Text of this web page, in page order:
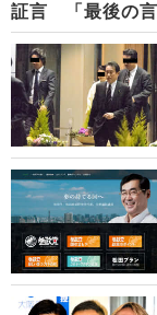
証言 「最後の言